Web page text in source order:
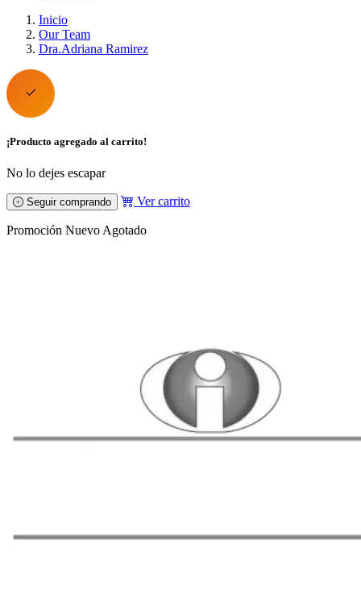
Inicio
Our Team
Dra.Adriana Ramirez
¡Producto agregado al carrito!
No lo dejes escapar
Seguir comprando Ver carrito
Promoción Nuevo Agotado